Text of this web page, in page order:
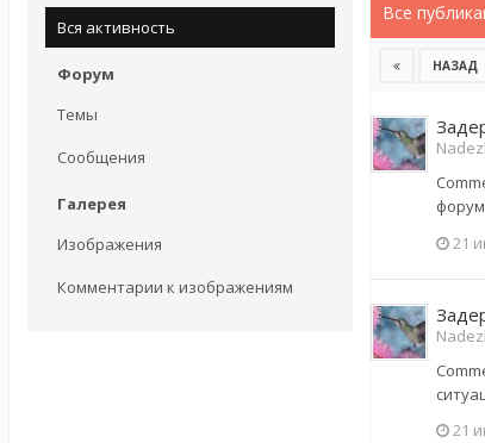
Вся активность
Форум
Темы
Сообщения
Галерея
Изображения
Комментарии к изображениям
Все
НАЗАД
21
21